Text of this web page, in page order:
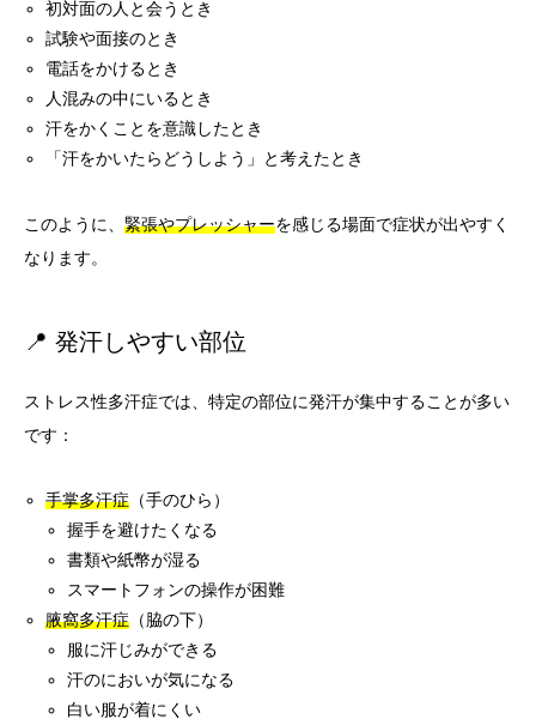
初対面の人と会うとき
試験や面接のとき
電話をかけるとき
人混みの中にいるとき
汗をかくことを意識したとき
「汗をかいたらどうしよう」と考えたとき
このように、 緊張やプレッシャーを感じる場面で症状が出やすく
なります。
📍 発汗しやすい部位
ストレス性多汗症では、特定の部位に発汗が集中することが多い
です：
手掌多汗症 （手のひら）
握手を避けたくなる
書類や紙幣が湿る
スマートフォンの操作が困難
腋窩多汗症 （脇の下）
服に汗じみができる
汗のにおいが気になる
白い服が着にくい